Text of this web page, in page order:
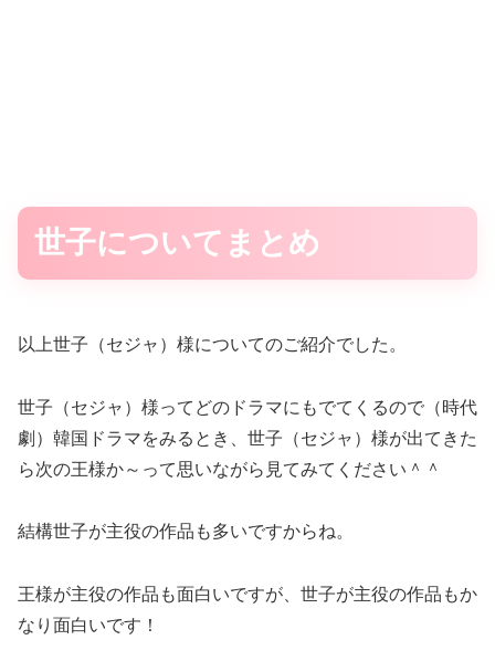
世子についてまとめ
以上世子（セジャ）様についてのご紹介でした。
世子（セジャ）様ってどのドラマにもでてくるので（時代
劇）韓国ドラマをみるとき、世子（セジャ）様が出てきた
ら次の王様か～って思いながら見てみてください＾＾
結構世子が主役の作品も多いですからね。
王様が主役の作品も面白いですが、世子が主役の作品もか
なり面白いです！